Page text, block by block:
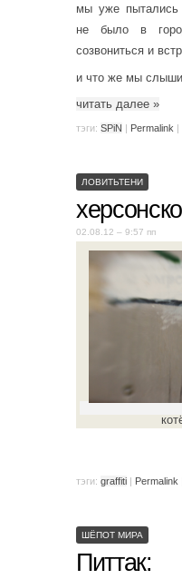
мы уже пытались
не было в
созвониться и
и что же мы
читать далее »
тэги: SPiN | Permalink |
ЛОВИТЬТЕНИ
02.08.12 – 9:57 пп
тэги: graffiti | Permalink
ШЁПОТ МИРА
Питтак: